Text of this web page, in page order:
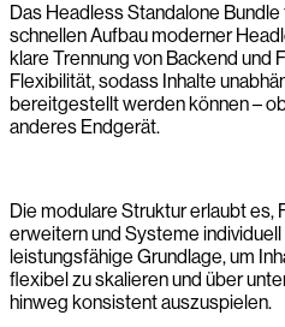
Das Headless Standalone
schnellen Aufbau moderner
klare Trennung von Backend und
Flexibilität, sodass Inhalte
bereitgestellt werden können –
anderes Endgerät.
Die modulare Struktur erlaubt es,
erweitern und Systeme
leistungsfähige Grundlage, um
flexibel zu skalieren und über
hinweg konsistent auszuspielen.
-0:00